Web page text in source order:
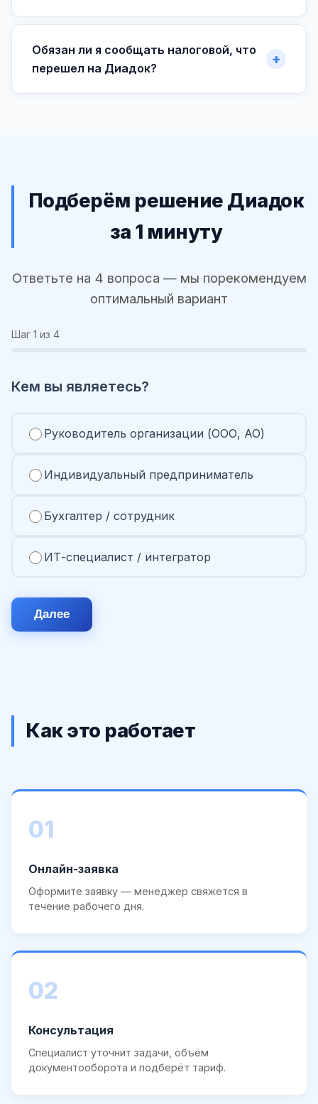
Обязан ли я сообщать налоговой, что
перешел на Диадок?
Подберём решение Диадок
за 1 минуту
Ответьте на 4 вопроса — мы порекомендуем
оптимальный вариант
Шаг 1 из 4
Кем вы являетесь?
Руководитель организации (ООО, АО)
Индивидуальный предприниматель
Бухгалтер / сотрудник
ИТ-специалист / интегратор
Далее
Как это работает
01
Онлайн-заявка
Оформите заявку — менеджер свяжется в
течение рабочего дня.
02
Консультация
Специалист уточнит задачи, объём
документооборота и подберёт тариф.